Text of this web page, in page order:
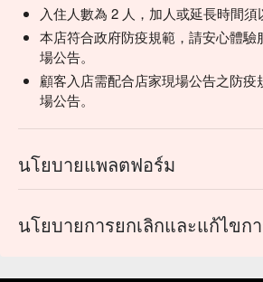
入住人數為 2 人，加人或延長時間須
本店符合政府防疫規範，請安心體驗
場公告。
顧客入店需配合店家現場公告之防疫
場公告。
นโยบายแพลตฟอร์ม
นโยบายการยกเลิกและแก้ไขก